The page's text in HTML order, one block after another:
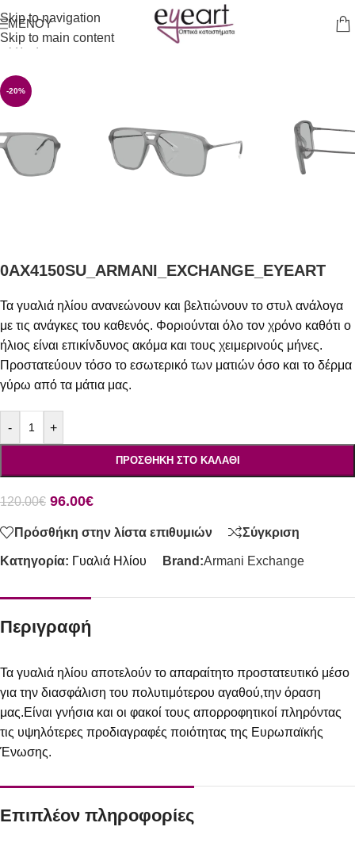
Skip to navigation
Skip to main content
ΜΕΝΟΎ
Αρχική σελίδα/Γυαλιά Ηλίου
-20%
0AX4150SU_ARMANI_EXCHANGE_EYEART
Τα γυαλιά ηλίου ανανεώνουν και βελτιώνουν το στυλ ανάλογα
με τις ανάγκες του καθενός. Φοριούνται όλο τον χρόνο καθότι ο
ήλιος είναι επικίνδυνος ακόμα και τους χειμερινούς μήνες.
Προστατεύουν τόσο το εσωτερικό των ματιών όσο και το δέρμα
γύρω από τα μάτια μας.
- +
ΠΡΟΣΘΉΚΗ ΣΤΟ ΚΑΛΆΘΙ
120.00€ 96.00€
Κατηγορία: Γυαλιά Ηλίου Brand:Armani Exchange
Πρόσθήκη στην λίστα επιθυμιών Σύγκριση
Περιγραφή
Τα γυαλιά ηλίου αποτελούν το απαραίτητο προστατευτικό μέσο
για την διασφάλιση του πολυτιμότερου αγαθού,την όραση
μας.Είναι γνήσια και οι φακοί τους απορροφητικοί πληρόντας
τις υψηλότερες προδιαγραφές ποιότητας της Ευρωπαϊκής
Ένωσης.
Επιπλέον πληροφορίες